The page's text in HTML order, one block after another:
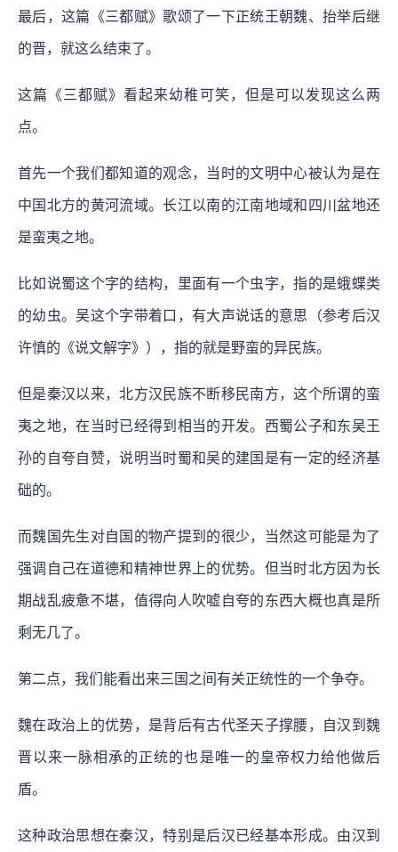
最后，这篇《三都赋》歌颂了一下正统王朝魏、抬举后继
的晋，就这么结束了。
这篇《三都赋》看起来幼稚可笑，但是可以发现这么两
点。
首先一个我们都知道的观念，当时的文明中心被认为是在
中国北方的黄河流域。长江以南的江南地域和四川盆地还
是蛮夷之地。
比如说蜀这个字的结构，里面有一个虫字，指的是蛾蝶类
的幼虫。吴这个字带着口，有大声说话的意思（参考后汉
许慎的《说文解字》），指的就是野蛮的异民族。
但是秦汉以来，北方汉民族不断移民南方，这个所谓的蛮
夷之地，在当时已经得到相当的开发。西蜀公子和东吴王
孙的自夸自赞，说明当时蜀和吴的建国是有一定的经济基
础的。
而魏国先生对自国的物产提到的很少，当然这可能是为了
强调自己在道德和精神世界上的优势。但当时北方因为长
期战乱疲惫不堪，值得向人吹嘘自夸的东西大概也真是所
剩无几了。
第二点，我们能看出来三国之间有关正统性的一个争夺。
魏在政治上的优势，是背后有古代圣天子撑腰，自汉到魏
晋以来一脉相承的正统的也是唯一的皇帝权力给他做后
盾。
这种政治思想在秦汉，特别是后汉已经基本形成。由汉到